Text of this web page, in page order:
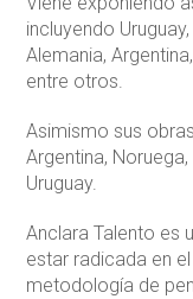
incluyendo
Alemania,
entre otros.
Asimismo sus
Argentina,
Uruguay.
Anclara Talento es
estar radicada en
metodología de